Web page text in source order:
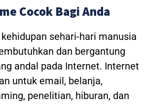
Cocok Bagi Anda
sehari-hari manusia
dan bergantung
andal pada Internet. Internet
untuk email, belanja,
penelitian, hiburan, dan